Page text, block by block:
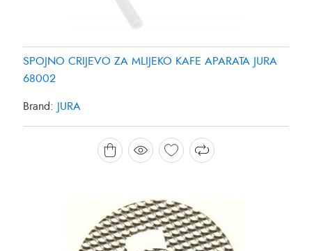
SPOJNO CRIJEVO ZA MLIJEKO KAFE APARATA JURA
68002
Brand: JURA